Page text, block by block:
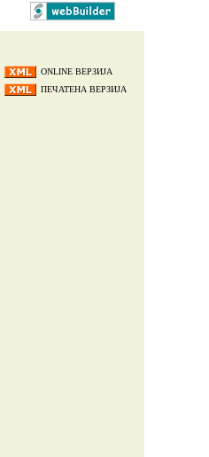
ONLINE ВЕРЗИЈА
ПЕЧАТЕНА ВЕРЗИЈА